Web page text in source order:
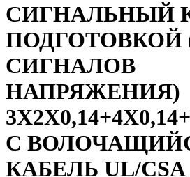
СИГНАЛЬНЫЙ
ПОДГОТОВКОЙ
СИГНАЛОВ
НАПРЯЖЕНИЯ)
C
КАБЕЛЬ UL/CSA